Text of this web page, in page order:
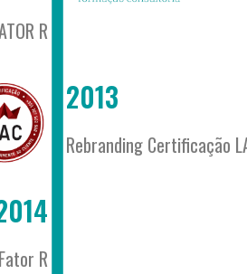
R
2013
Rebranding Certificação
R